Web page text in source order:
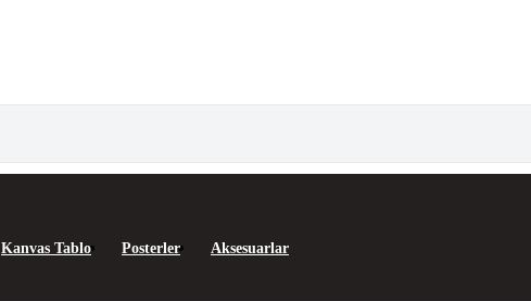
Kanvas Tablo Posterler Aksesuarlar